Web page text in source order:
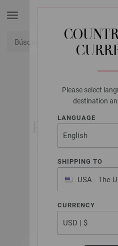
Please select
destination
LANGUAGE
SHIPPING TO
USA - The
of America
CURRENCY
LANA
REVISTA
Primavera/